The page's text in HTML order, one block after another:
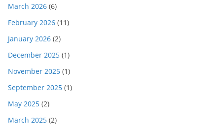
March 2026 (6)
February 2026 (11)
January 2026 (2)
December 2025 (1)
November 2025 (1)
September 2025 (1)
May 2025 (2)
March 2025 (2)